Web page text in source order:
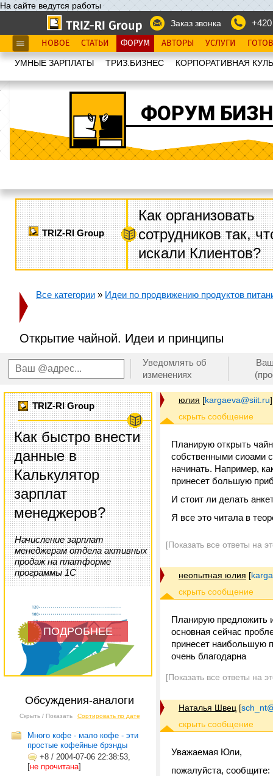
На сайте ведутся работы
Заказ звонка
НОВОЕ СТАТЬИ ФОРУМ АВТОРЫ УСЛУГИ
УМНЫЕ ЗАРПЛАТЫ ТРИЗ.БИЗНЕС КОРПОРАТИВНАЯ
ФОРУМ
TRIZ-RI Group
Как организовать
сотрудников так,
искали Клиентов?
Все категории » Идеи по продвижению продуктов
Открытие чайной. Идеи и принципы
Уведомлять об
изменениях
TRIZ-RI Group
Как быстро внести
данные в
Калькулятор
зарплат
менеджеров?
Начисление зарплат
менеджерам отдела активных
продаж на платформе
программы 1С
ПОДРОБНЕЕ
Обсуждения-аналоги
Скрыть / Показать Сортировать по дате
Много кофе - мало кофе - эти
простые кофейные брэнды
+8 / 2004-07-06 22:38:53,
[не прочитана]
юлия [kargaeva@siit.ru]
Планирую открыть
собственными сиоами
начинать. Например,
принесет большую
И стоит ли делать
Я все это читала в
[Показать все ответы на
неопытная юлия [
Планирую предложить
основная сейчас
принесет наибольшую
очень благодарна
[Показать все ответы на
Наталья Швец [
Уважаемая Юли,
пожалуйста, сообщите: